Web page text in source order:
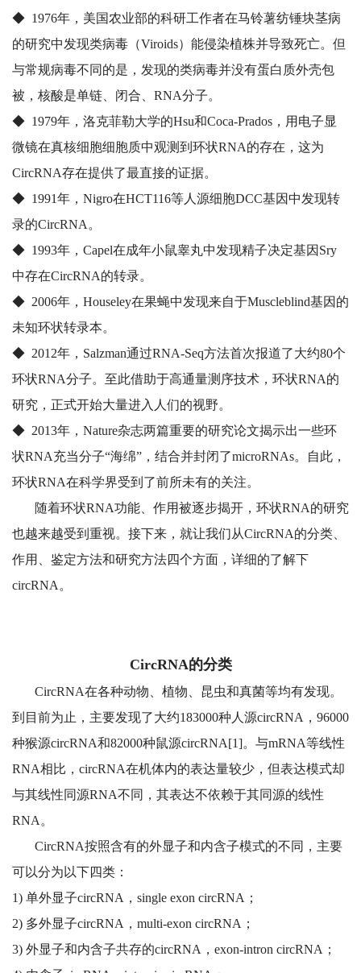
◆ 1976年，美国农业部的科研工作者在马铃薯纺锤块茎病
的研究中发现类病毒（Viroids）能侵染植株并导致死亡。但
与常规病毒不同的是，发现的类病毒并没有蛋白质外壳包
被，核酸是单链、闭合、RNA分子。
◆ 1979年，洛克菲勒大学的Hsu和Coca-Prados，用电子显
微镜在真核细胞细胞质中观测到环状RNA的存在，这为
CircRNA存在提供了最直接的证据。
◆ 1991年，Nigro在HCT116等人源细胞DCC基因中发现转
录的CircRNA。
◆ 1993年，Capel在成年小鼠睾丸中发现精子决定基因Sry
中存在CircRNA的转录。
◆ 2006年，Houseley在果蝇中发现来自于Muscleblind基因的
未知环状转录本。
◆ 2012年，Salzman通过RNA-Seq方法首次报道了大约80个
环状RNA分子。至此借助于高通量测序技术，环状RNA的
研究，正式开始大量进入人们的视野。
◆ 2013年，Nature杂志两篇重要的研究论文揭示出一些环
状RNA充当分子“海绵”，结合并封闭了microRNAs。自此，
环状RNA在科学界受到了前所未有的关注。
随着环状RNA功能、作用被逐步揭开，环状RNA的研究
也越来越受到重视。接下来，就让我们从CircRNA的分类、
作用、鉴定方法和研究方法四个方面，详细的了解下
circRNA。
CircRNA的分类
CircRNA在各种动物、植物、昆虫和真菌等均有发现。
到目前为止，主要发现了大约183000种人源circRNA，96000
种猴源circRNA和82000种鼠源circRNA[1]。与mRNA等线性
RNA相比，circRNA在机体内的表达量较少，但表达模式却
与其线性同源RNA不同，其表达不依赖于其同源的线性
RNA。
CircRNA按照含有的外显子和内含子模式的不同，主要
可以分为以下四类：
1) 单外显子circRNA，single exon circRNA；
2) 多外显子circRNA，multi-exon circRNA；
3) 外显子和内含子共存的circRNA，exon-intron circRNA；